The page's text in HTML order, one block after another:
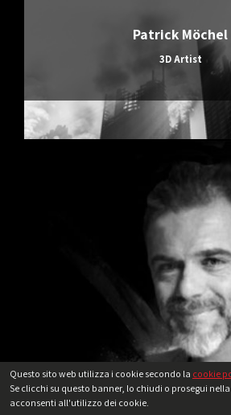
Questo sito web utilizza i cookie secondo la cookie
Se clicchi su questo banner, lo chiudi o prosegui
acconsenti all'utilizzo dei cookie.
Patrick Möchel
3D Artist